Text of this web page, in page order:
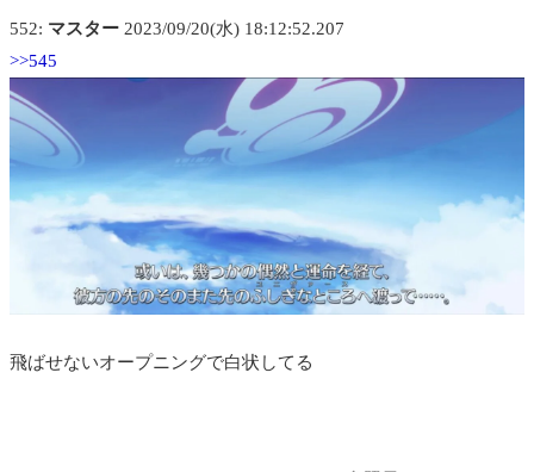
552: マスター 2023/09/20(水) 18:12:52.207
>>545
飛ばせないオープニングで白状してる